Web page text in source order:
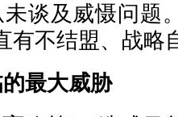
未谈及威慑问题
有不结盟、战略
最大威胁